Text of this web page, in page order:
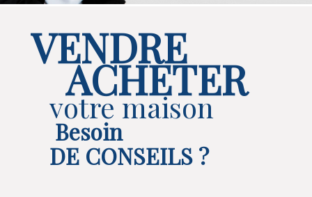
VENDRE
ACHETER
votre maison
Besoin
DE CONSEILS ?